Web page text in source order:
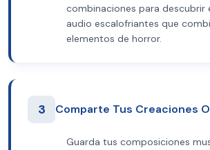
combinaciones para descubrir
audio escalofriantes que
elementos de horror.
3 Comparte Tus Creaciones
Guarda tus composiciones